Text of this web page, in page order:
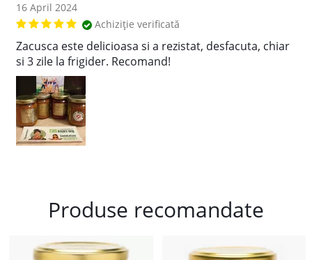
16 April 2024
Achiziție verificată
Zacusca este delicioasa si a rezistat, desfacuta, chiar
si 3 zile la frigider. Recomand!
Produse recomandate